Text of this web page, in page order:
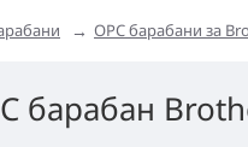
OPC барабани за
барабан